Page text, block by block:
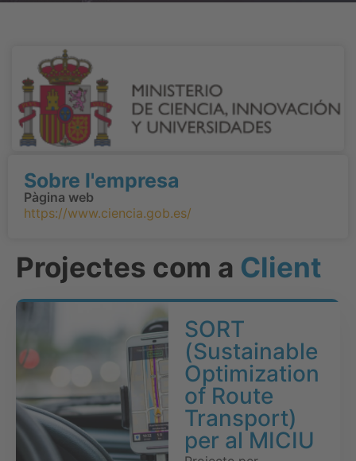
Projectes com a Client
SORT
(Sustainable
Optimization
of Route
Transport)
per al MICIU
Sobre l'empresa
Pàgina web
https://www.ciencia.gob.es/